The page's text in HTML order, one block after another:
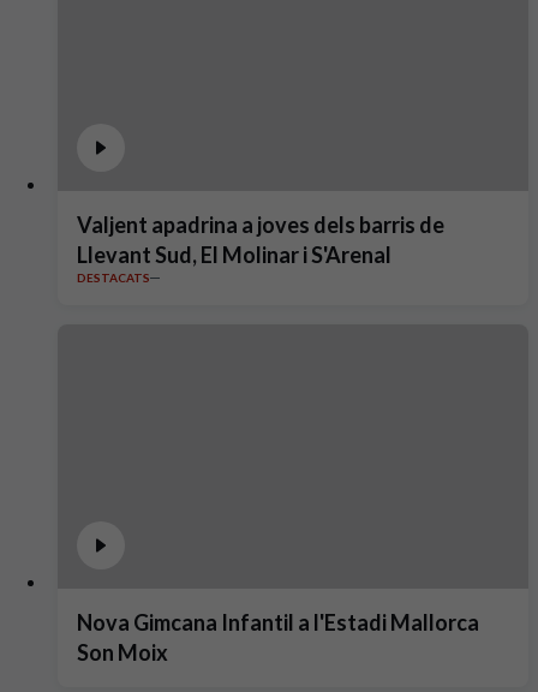
Valjent apadrina a joves dels barris de
Llevant Sud, El Molinar i S'Arenal
DESTACATS
Nova Gimcana Infantil a l'Estadi Mallorca
Son Moix